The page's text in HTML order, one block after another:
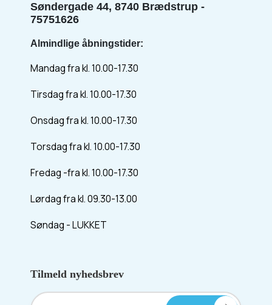
Søndergade 44, 8740 Brædstrup -
75751626
Almindlige åbningstider:
Mandag fra kl. 10.00-17.30
Tirsdag fra kl. 10.00-17.30
Onsdag fra kl. 10.00-17.30
Torsdag fra kl. 10.00-17.30
Fredag -fra kl. 10.00-17.30
Lørdag fra kl. 09.30-13.00
Søndag - LUKKET
Tilmeld nyhedsbrev